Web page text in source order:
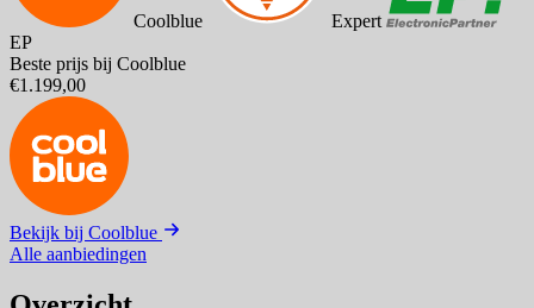
Coolblue
Expert
EP
Beste prijs bij Coolblue
€1.199,00
Bekijk bij Coolblue
Alle aanbiedingen